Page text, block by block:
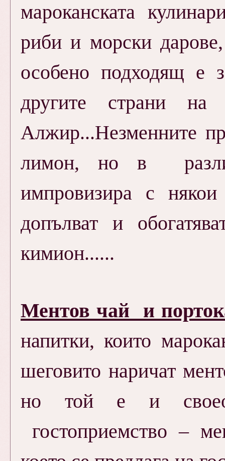
мароканската
риби и морски
особено подходящ е
другите страни
Алжир...Незменните
лимон, но в
импровизира с
допълват и
кимион......
Ментов чай и
напитки, които
шеговито наричат
но той е и
гостоприемство –